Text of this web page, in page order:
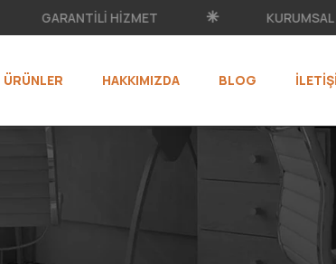
GARANTILI HIZMET KURUMSAL
ÜRÜNLER HAKKIMIZDA BLOG